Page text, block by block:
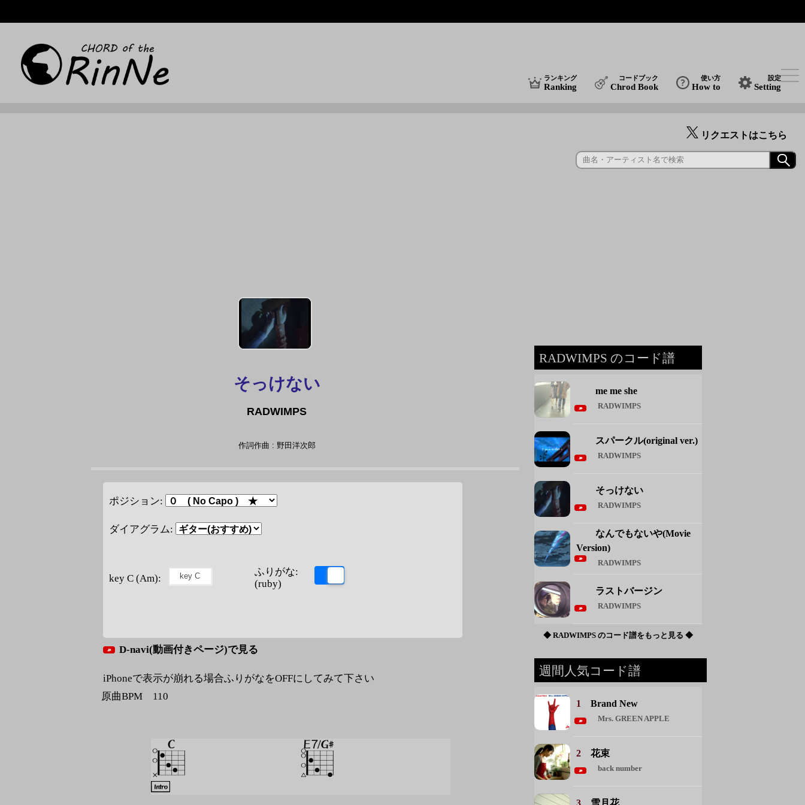
ランキング
Ranking
コードブック
Chrod Book
使い方
How to
設定
Setting
リクエストはこちら
そっけない
RADWIMPS
作詞作曲 : 野田洋次郎
ポジション:
ダイアグラム:
key C (Am):
ふりがな:
(ruby)
D-navi(動画付きページ)で見る
iPhoneで表示が崩れる場合ふりがなをOFFにしてみて下さい
原曲BPM 110
RADWIMPS のコード譜
me me she
RADWIMPS
スパークル(original ver.)
RADWIMPS
そっけない
RADWIMPS
なんでもないや(Movie
Version)
RADWIMPS
ラストバージン
RADWIMPS
◆ RADWIMPS のコード譜をもっと見る ◆
週間人気コード譜
1 Brand New
Mrs. GREEN APPLE
2 花束
back number
3 雪月花